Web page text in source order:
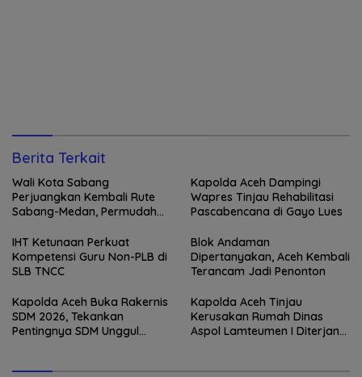
Berita Terkait
Wali Kota Sabang
Perjuangkan Kembali Rute
Sabang-Medan, Permudah
Weh
Kapolda Aceh Dampingi
Wapres Tinjau Rehabilitasi
Pascabencana di Gayo Lues
IHT Ketunaan Perkuat
Kompetensi Guru Non-PLB di
SLB TNCC
Blok Andaman
Dipertanyakan, Aceh Kembali
Terancam Jadi Penonton
Kapolda Aceh Buka Rakernis
SDM 2026, Tekankan
Pentingnya SDM Unggul
Kapolda Aceh Tinjau
Kerusakan Rumah Dinas
Aspol Lamteumen I Diterjang